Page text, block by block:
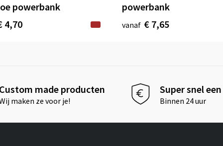
powerbank
4,70
powerbank
vanaf € 7,65
made producten
maken ze voor je!
Super snel
Binnen 24 uur